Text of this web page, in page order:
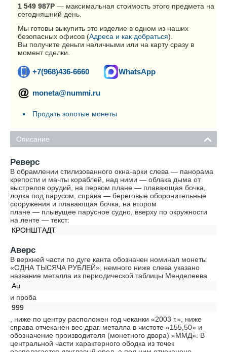
1 549 987Р — максимальная стоимость этого предмета на
сегодняшний день.
Мы готовы выкупить это изделие в одном из наших
безопасных офисов (Адреса и как добраться).
Вы получите деньги наличными или на карту сразу в
момент сделки.
+7(968)436-6660 WhatsApp
moneta@nummi.ru
Продать золотые монеты
Описание
Реверс
В обрамлении стилизованного окна-арки слева — панорама
крепости и мачты кораблей, над ними — облака дыма от
выстрелов орудий, на первом плане — плавающая бочка,
лодка под парусом, справа — береговые оборонительные
сооружения и плавающая бочка, на втором
плане — плывущее парусное судно, вверху по окружности
на ленте — текст:
КРОНШТАДТ
Аверс
В верхней части по дуге канта обозначен номинал монеты
«ОДНА ТЫСЯЧА РУБЛЕЙ», немного ниже слева указано
название металла из периодической таблицы Менделеева
Au
и проба
999
, ниже по центру расположен год чеканки «2003 г.», ниже
справа отчеканен вес драг. металла в чистоте «155,50» и
обозначение производителя (монетного двора) «ММД». В
центральной части характерного ободка из точек